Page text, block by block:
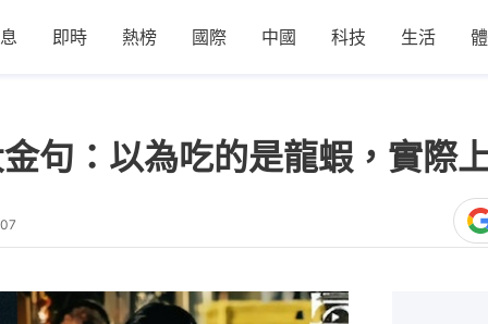
即時 熱榜 國際 中國 科技 生活
句：以為吃的是龍蝦，實際